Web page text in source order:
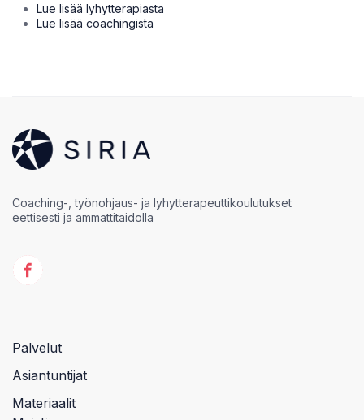
Lue lisää lyhytterapiasta
Lue lisää coachingista
Coaching-, työnohjaus- ja lyhytterapeuttikoulutukset
eettisesti ja ammattitaidolla
Palvelut
Asiantuntijat
Materiaalit